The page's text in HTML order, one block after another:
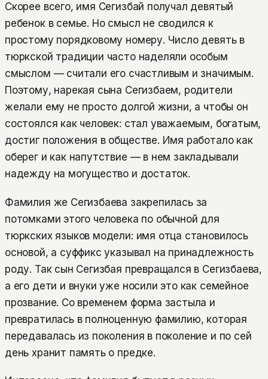
Скорее всего, имя Сегизбай получал девятый
ребенок в семье. Но смысл не сводился к
простому порядковому номеру. Число девять в
тюркской традиции часто наделяли особым
смыслом — считали его счастливым и значимым.
Поэтому, нарекая сына Сегизбаем, родители
желали ему не просто долгой жизни, а чтобы он
состоялся как человек: стал уважаемым, богатым,
достиг положения в обществе. Имя работало как
оберег и как напутствие — в нем закладывали
надежду на могущество и достаток.
Фамилия же Сегизбаева закрепилась за
потомками этого человека по обычной для
тюркских языков модели: имя отца становилось
основой, а суффикс указывал на принадлежность
роду. Так сын Сегизбая превращался в Сегизбаева,
а его дети и внуки уже носили это как семейное
прозвание. Со временем форма застыла и
превратилась в полноценную фамилию, которая
передавалась из поколения в поколение и по сей
день хранит память о предке.